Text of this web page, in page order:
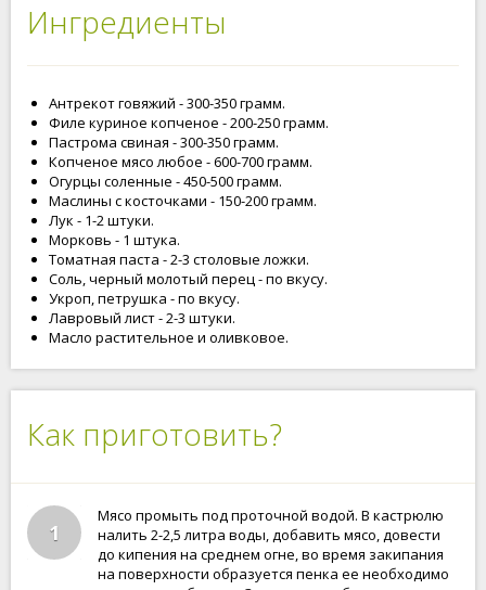
Ингредиенты
Антрекот говяжий - 300-350 грамм.
Филе куриное копченое - 200-250 грамм.
Пастрома свиная - 300-350 грамм.
Копченое мясо любое - 600-700 грамм.
Огурцы соленные - 450-500 грамм.
Маслины с косточками - 150-200 грамм.
Лук - 1-2 штуки.
Морковь - 1 штука.
Томатная паста - 2-3 столовые ложки.
Соль, черный молотый перец - по вкусу.
Укроп, петрушка - по вкусу.
Лавровый лист - 2-3 штуки.
Масло растительное и оливковое.
Как приготовить?
1
Мясо промыть под проточной водой. В кастрюлю
налить 2-2,5 литра воды, добавить мясо, довести
до кипения на среднем огне, во время закипания
на поверхности образуется пенка ее необходимо